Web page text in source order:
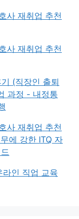
사 재취업 추천
사 재취업 추천
(직장인 출퇴
과정 - 내정통
사 재취업 추천
에 강한 ITQ 자
라인 직업 교육